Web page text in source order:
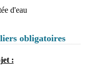
d'eau
obligatoires
: